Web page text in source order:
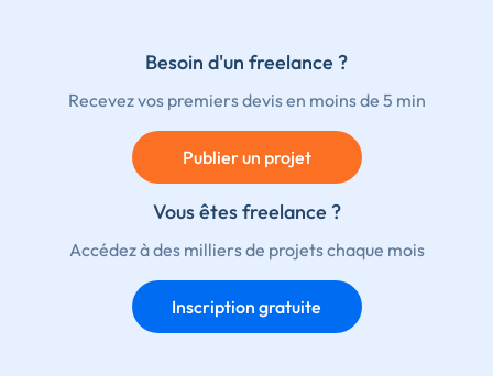
Besoin d'un freelance ?
Recevez vos premiers devis en moins de 5 min
Publier un projet
Vous êtes freelance ?
Accédez à des milliers de projets chaque mois
Inscription gratuite